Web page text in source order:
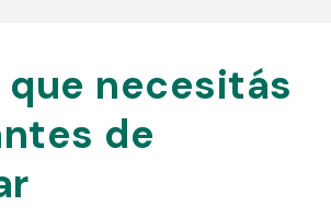
que necesitás
de